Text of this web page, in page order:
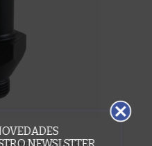
Desbaste y Perforado,